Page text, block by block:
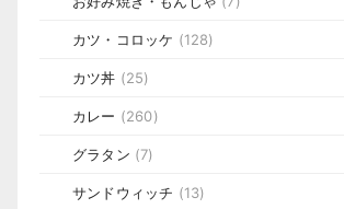
カツ・コロッケ (128)
カツ丼 (25)
カレー (260)
グラタン (7)
サンドウィッチ (13)